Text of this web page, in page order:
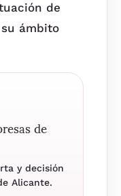
de
ámbito
de
y decisión
Alicante.